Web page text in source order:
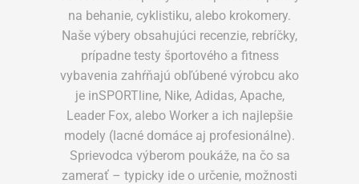
na behanie, cyklistiku, alebo krokomery.
Naše výbery obsahujúci recenzie, rebríčky,
prípadne testy športového a fitness
vybavenia zahŕňajú obľúbené výrobcu ako
je inSPORTline, Nike, Adidas, Apache,
Leader Fox, alebo Worker a ich najlepšie
modely (lacné domáce aj profesionálne).
Sprievodca výberom poukáže, na čo sa
zamerať – typicky ide o určenie, možnosti